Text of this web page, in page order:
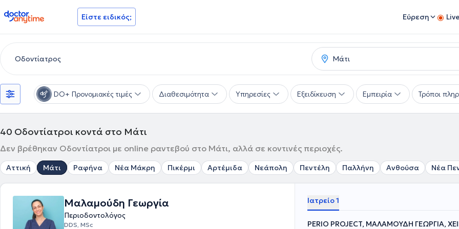
doctoranytime Είστε ειδικός; Εύρεση
DO+ Προνομιακές τιμές Διαθεσιμότητα Υπηρεσίες Εξειδίκευση Εμπειρία Τρόποι
40 Οδοντίατροι κοντά στο Μάτι
Δεν βρέθηκαν Οδοντίατροι με online ραντεβού στο Μάτι, αλλά σε κοντινές περιοχές.
Αττική Μάτι Ραφήνα Νέα Μάκρη Πικέρμι Αρτέμιδα Νεάπολη Πεντέλη Παλλήνη Ανθούσα Νέα
Μαλαμούδη Γεωργία
Περιοδοντολόγος
DDS, MSc
Ιατρείο 1
PERIO PROJECT, ΜΑΛΑΜΟΥΔΗ ΓΕΩΡΓΙΑ,